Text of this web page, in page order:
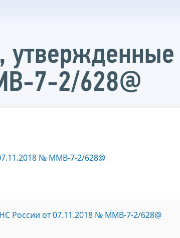
7-2/628@
№ ММВ-7-2/628@
России от 07.11.2018 № ММВ-7-2/628@